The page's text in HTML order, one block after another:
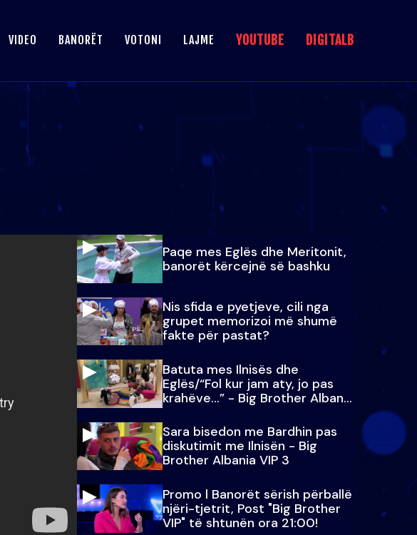
VIDEO BANORËT VOTONI LAJME YOUTUBE DIGITALB
Paqe mes Eglës dhe Meritonit,
banorët kërcejnë së bashku
Nis sfida e pyetjeve, cili nga
grupet memorizoi më shumë
fakte për pastat?
Batuta mes Ilnisës dhe
Eglës/“Fol kur jam aty, jo pas
krahëve…” - Big Brother Albania
VIP 3
Sara bisedon me Bardhin pas
diskutimit me Ilnisën - Big
Brother Albania VIP 3
Promo l Banorët sërish përballë
njëri-tjetrit, Post "Big Brother
VIP" të shtunën ora 21:00!